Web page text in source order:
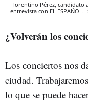
Florentino Pérez, candidato
entrevista con EL ESPAÑOL.
¿Volverán los
Los conciertos nos
ciudad.
lo que se puede